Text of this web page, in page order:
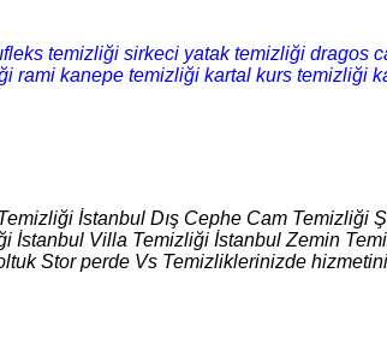
temizliği sirkeci yatak temizliği dragos
rami kanepe temizliği kartal kurs temizliği
İstanbul Dış Cephe Cam Temizliği
Villa Temizliği İstanbul Zemin
Stor perde Vs Temizliklerinizde